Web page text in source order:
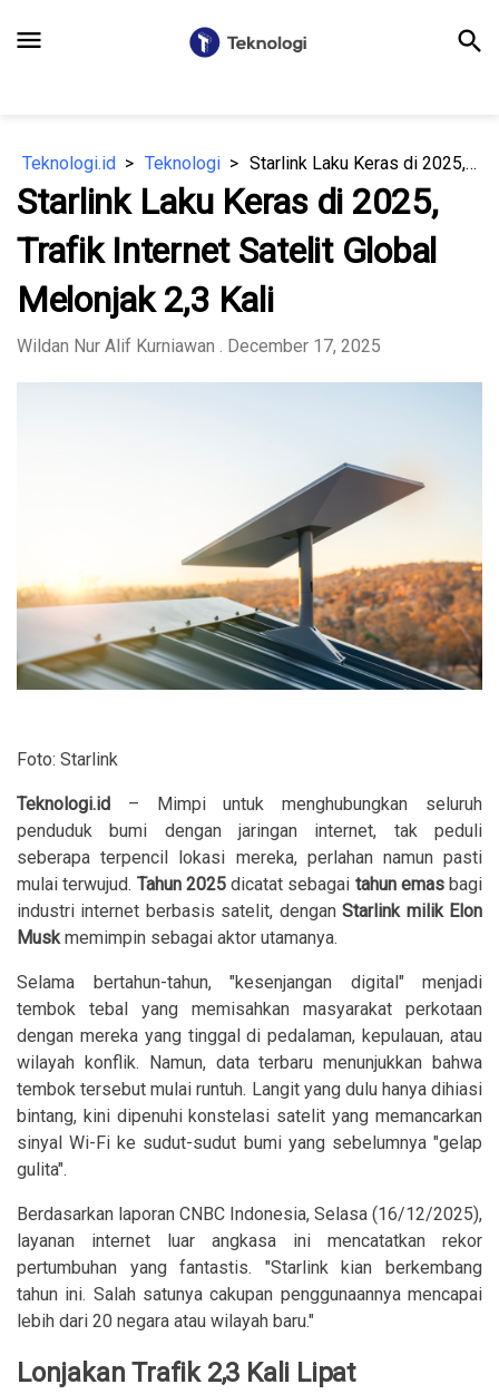
menu search
Teknologi.id Teknologi Starlink Laku Keras di 2025, Trafik Internet Satelit Global Melonjak 2,3 Kali
Starlink Laku Keras di 2025,
Trafik Internet Satelit Global
Melonjak 2,3 Kali
Wildan Nur Alif Kurniawan . December 17, 2025
Foto: Starlink
Teknologi.id – Mimpi untuk menghubungkan seluruh
penduduk bumi dengan jaringan internet, tak peduli
seberapa terpencil lokasi mereka, perlahan namun pasti
mulai terwujud. Tahun 2025dicatat sebagai tahun emasbagi
industri internet berbasis satelit, denganStarlink milik Elon
Muskmemimpin sebagai aktor utamanya.
Selama bertahun-tahun, "kesenjangan digital" menjadi
tembok tebal yang memisahkan masyarakat perkotaan
dengan mereka yang tinggal di pedalaman, kepulauan, atau
wilayah konflik. Namun, data terbaru menunjukkan bahwa
tembok tersebut mulai runtuh. Langit yang dulu hanya dihiasi
bintang, kini dipenuhi konstelasi satelit yang memancarkan
sinyal Wi-Fi ke sudut-sudut bumi yang sebelumnya "gelap
gulita".
Berdasarkan laporan CNBC Indonesia, Selasa (16/12/2025),
layanan internet luar angkasa ini mencatatkan rekor
pertumbuhan yang fantastis. "Starlink kian berkembang
tahun ini. Salah satunya cakupan penggunaannya mencapai
lebih dari 20 negara atau wilayah baru."
Lonjakan Trafik 2,3 Kali Lipat